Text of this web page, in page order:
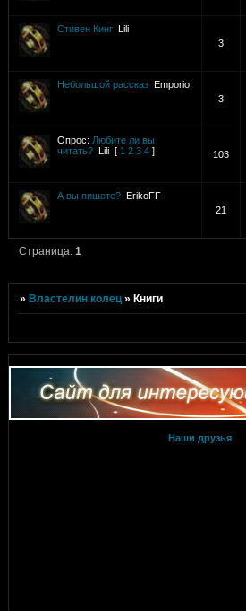
Стивен Кинг
Lili
3
Небольшой рассказ
Emporio
3
Опрос: Любите ли вы
читать?
Lili [ 1 2 3 4 ] 103
А вы пишете?
ErikoFF
21
Страница:1
»Властелин колец »Книги
Наши друзья